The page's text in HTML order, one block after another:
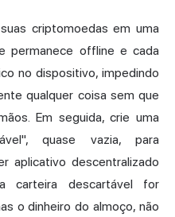
criptomoedas em uma
permanece offline e cada
no dispositivo, impedindo
qualquer coisa sem que
Em seguida, crie uma
quase vazia, para
aplicativo descentralizado
carteira descartável for
o dinheiro do almoço, não